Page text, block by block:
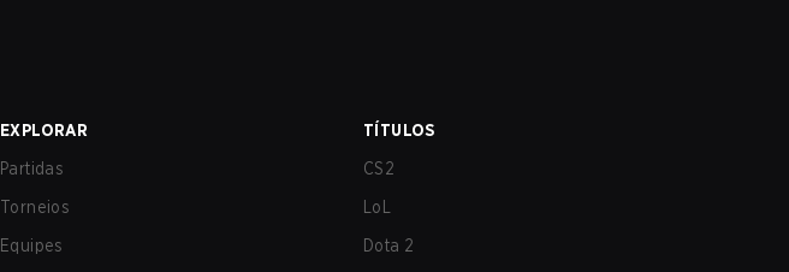
EXPLORAR
Partidas
Torneios
Equipes
TÍTULOS
CS2
LoL
Dota 2